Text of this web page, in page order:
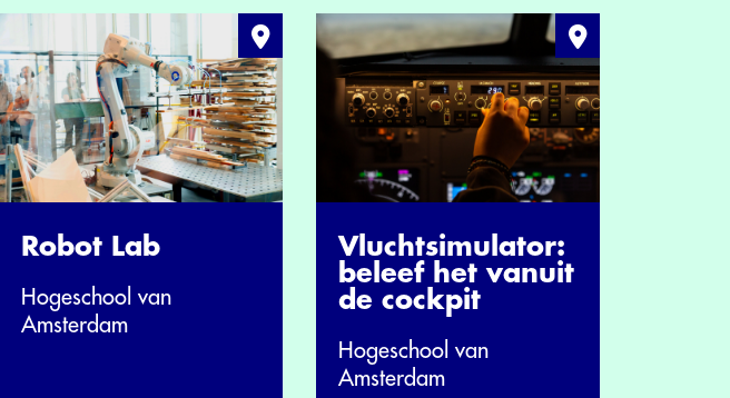
Robot Lab
Hogeschool van
Amsterdam
Vluchtsimulator:
beleef het vanuit
de cockpit
Hogeschool van
Amsterdam